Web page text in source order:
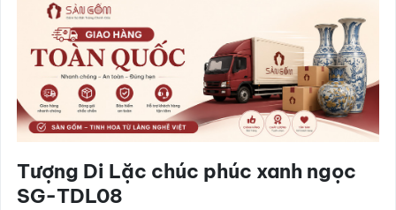
Tượng Di Lặc chúc phúc xanh ngọc
SG-TDL08